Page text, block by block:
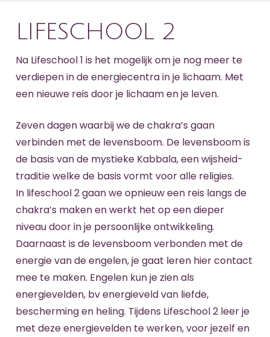
LIFESCHOOL 2
Na Lifeschool 1 is het mogelijk om je nog meer te
verdiepen in de energiecentra in je lichaam. Met
een nieuwe reis door je lichaam en je leven.
Zeven dagen waarbij we de chakra’s gaan
verbinden met de levensboom. De levensboom is
de basis van de mystieke Kabbala, een wijsheid-
traditie welke de basis vormt voor alle religies.
In lifeschool 2 gaan we opnieuw een reis langs de
chakra’s maken en werkt het op een dieper
niveau door in je persoonlijke ontwikkeling.
Daarnaast is de levensboom verbonden met de
energie van de engelen, je gaat leren hier contact
mee te maken. Engelen kun je zien als
energievelden, bv energieveld van liefde,
bescherming en heling. Tijdens Lifeschool 2 leer je
met deze energievelden te werken, voor jezelf en